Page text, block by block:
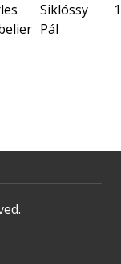
Siklóssy
Pál